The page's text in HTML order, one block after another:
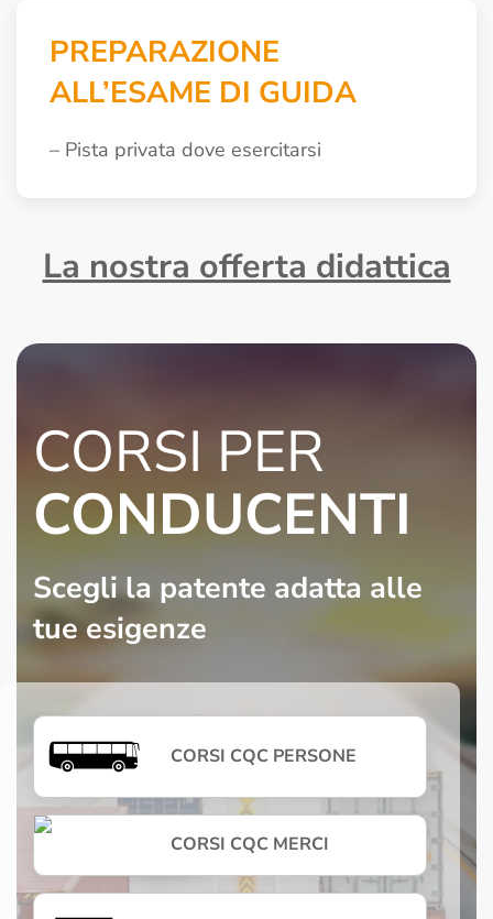
PREPARAZIONE
ALL’ESAME DI GUIDA
– Pista privata dove esercitarsi
La nostra offerta didattica
CORSI PER
CONDUCENTI
Scegli la patente adatta alle
tue esigenze
CORSI CQC PERSONE
CORSI CQC MERCI